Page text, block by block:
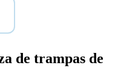
de trampas de